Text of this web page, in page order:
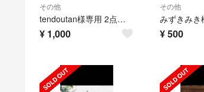
その他
tendoutan様専用 2点おまとめ
¥ 1,000
その他
¥500